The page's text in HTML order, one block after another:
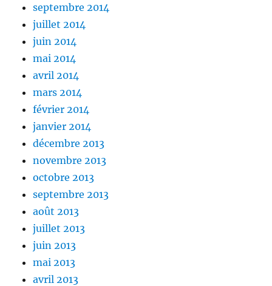
septembre 2014
juillet 2014
juin 2014
mai 2014
avril 2014
mars 2014
février 2014
janvier 2014
décembre 2013
novembre 2013
octobre 2013
septembre 2013
août 2013
juillet 2013
juin 2013
mai 2013
avril 2013